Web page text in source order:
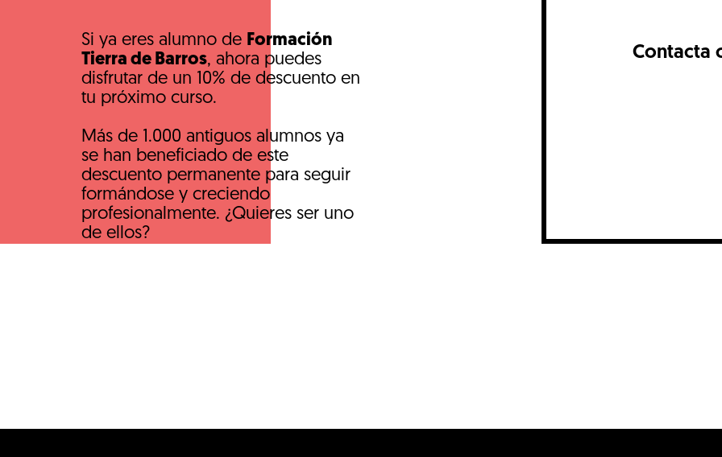
Si ya eres alumno de Formación
Tierra de Barros, ahora puedes
disfrutar de un 10% de descuento en
tu próximo curso.
Más de 1.000 antiguos alumnos ya
se han beneficiado de este
descuento permanente para seguir
formándose y creciendo
profesionalmente. ¿Quieres ser uno
de ellos?
Contacta